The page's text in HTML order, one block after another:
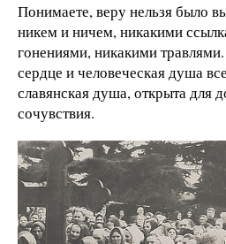
Понимаете, веру нельзя было
никем и ничем, никакими
гонениями, никакими
сердце и человеческая душа
славянская душа, открыта для
сочувствия.